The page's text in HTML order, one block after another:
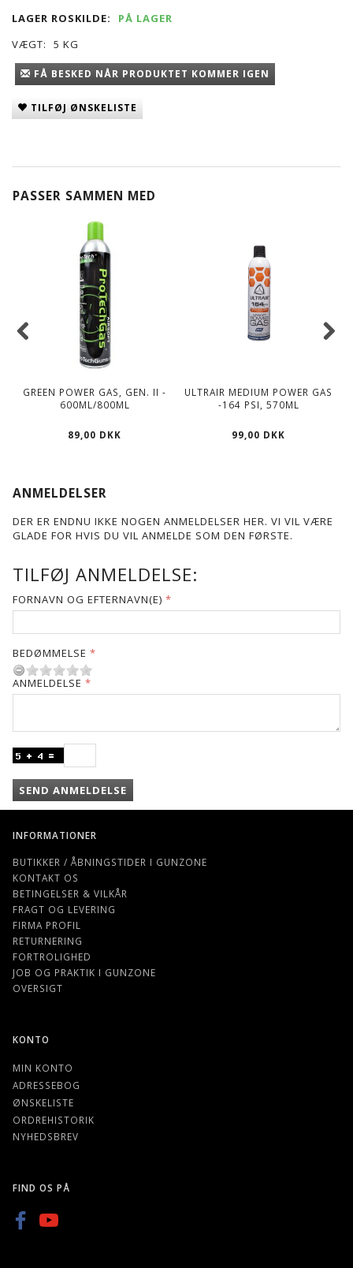
LAGER ROSKILDE:
PÅ LAGER
VÆGT:
5 KG
FÅ BESKED NÅR PRODUKTET KOMMER IGEN
TILFØJ ØNSKELISTE
PASSER SAMMEN MED
GREEN POWER GAS, GEN. II -
600ML/800ML
89,00 DKK
ULTRAIR MEDIUM POWER GAS
-164 PSI, 570ML
99,00 DKK
ANMELDELSER
DER ER ENDNU IKKE NOGEN ANMELDELSER HER. VI VIL VÆRE
GLADE FOR HVIS DU VIL ANMELDE SOM DEN FØRSTE.
TILFØJ ANMELDELSE:
FORNAVN OG EFTERNAVN(E)
BEDØMMELSE
ANMELDELSE
SEND ANMELDELSE
INFORMATIONER
BUTIKKER / ÅBNINGSTIDER I GUNZONE
KONTAKT OS
BETINGELSER & VILKÅR
FRAGT OG LEVERING
FIRMA PROFIL
RETURNERING
FORTROLIGHED
JOB OG PRAKTIK I GUNZONE
OVERSIGT
KONTO
MIN KONTO
ADRESSEBOG
ØNSKELISTE
ORDREHISTORIK
NYHEDSBREV
FIND OS PÅ